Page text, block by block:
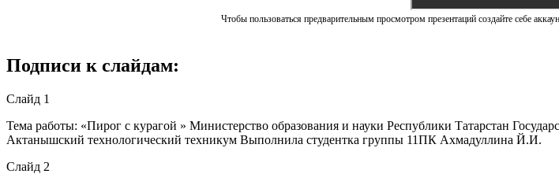
Чтобы пользоваться предварительным просмотром презентаций создайте себе
Подписи к слайдам:
Слайд 1
Тема работы: «Пирог с курагой » Министерство образования и науки Республики Татарстан
Актанышский технологический техникум Выполнила студентка группы 11ПК Ахмадуллина Й.И.
Слайд 2